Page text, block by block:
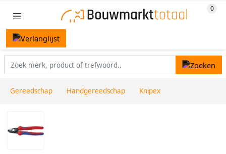
Gereedschap Handgereedschap Knipex